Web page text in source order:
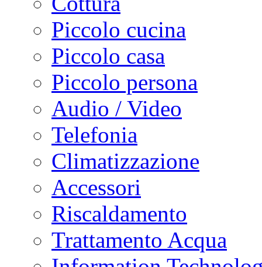
Piccolo cucina
Piccolo casa
Piccolo persona
Audio / Video
Telefonia
Climatizzazione
Accessori
Riscaldamento
Trattamento Acqua